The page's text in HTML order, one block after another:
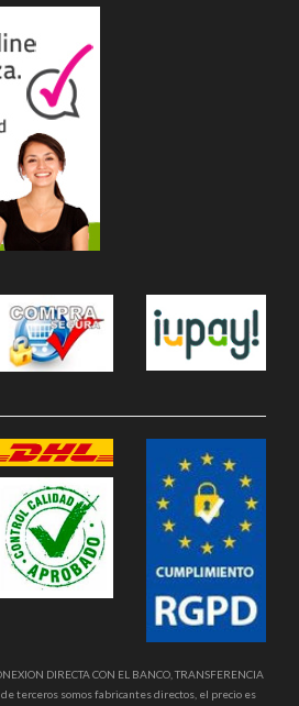
DIRECTA CON EL BANCO, TRANSFERENCIA
de terceros somos fabricantes directos, el precio es